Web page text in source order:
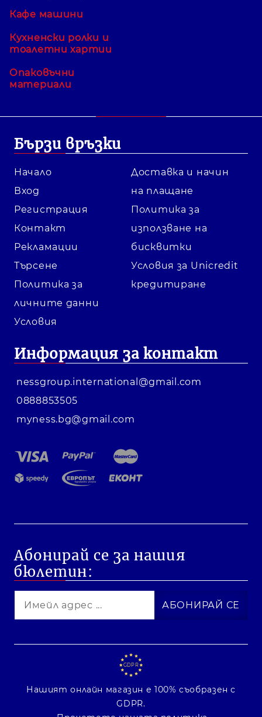
Кафе машини
Кухненски ролки и
тоалетни хартии
Опаковъчни
материали
Бързи връзки
Начало
Вход
Регистрация
Контакт
Рекламации
Търсене
Политика за
личните данни
Условия
Доставка и начин
на плащане
Политика за
използване на
бисквитки
Условия за Unicredit
кредитиране
Информация за контакт
nessgroup.international@gmail.com
0888853505
myness.bg@gmail.com
Абонирай се за нашия
бюлетин:
GDPR
Нашият онлайн магазин е 100% съобразен с
GDPR.